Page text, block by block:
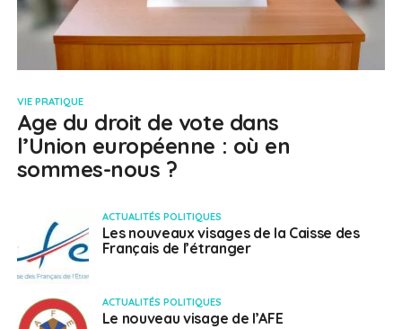
VIE PRATIQUE
Age du droit de vote dans
l’Union européenne : où en
sommes-nous ?
ACTUALITÉS POLITIQUES
Les nouveaux visages de la Caisse des
Français de l’étranger
ACTUALITÉS POLITIQUES
Le nouveau visage de l’AFE